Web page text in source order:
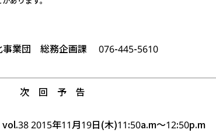
事業団 総務企画課 076-445-5610
次 回 予 告
2015年11月19日(木)11:50a.m～12:50p.m